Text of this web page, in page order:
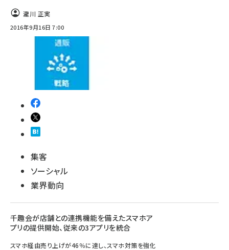
瀧川 正実
2016年9月16日 7:00
集客
ソーシャル
業界動向
千趣会が店舗との連携機能を備えたスマホア
プリの提供開始、従来の3アプリを統合
スマホ経由売り上げが46％に達し、スマホ対策を強化